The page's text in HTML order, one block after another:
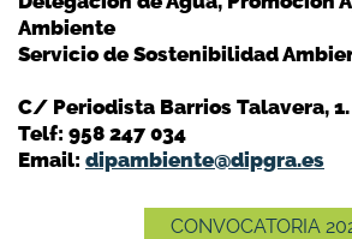
Ambiente
Servicio de Sostenibilidad
C/ Periodista Barrios Talavera, 1.
Telf: 958 247 034
Email: dipambiente@dipgra.es
CONVOCATORIA